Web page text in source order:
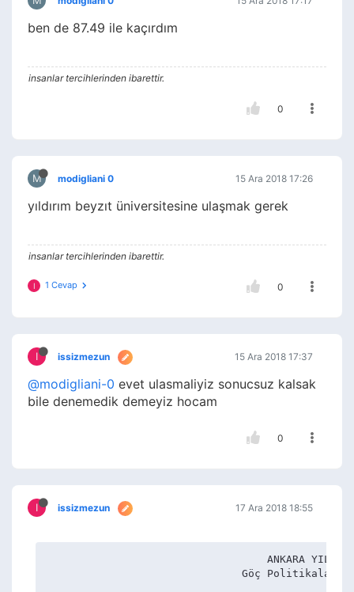
ben de 87.49 ile kaçırdım
insanlar tercihlerinden ibarettir.
0
M modigliani 0 15 Ara 2018 17:26
yıldırım beyzıt üniversitesine ulaşmak gerek
insanlar tercihlerinden ibarettir.
I 1 Cevap 0
I issizmezun 15 Ara 2018 17:37
@modigliani-0 evet ulasmaliyiz sonucsuz kalsak
bile denemedik demeyiz hocam
0
I issizmezun 17 Ara 2018 18:55
ANKARA
Göç Politikaları